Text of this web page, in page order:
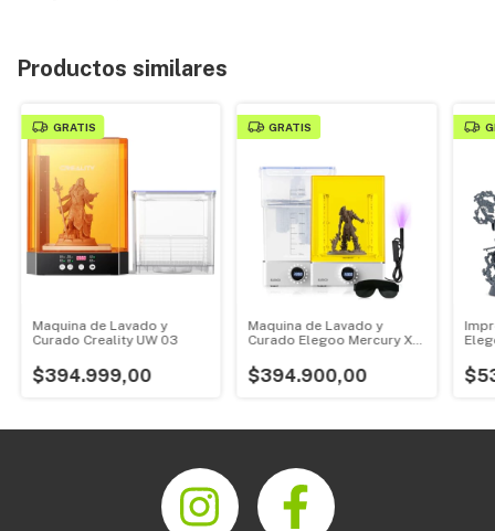
Productos similares
GRATIS
Maquina de Lavado y
Curado Creality UW 03
$394.999,00
GRATIS
Maquina de Lavado y
Curado Elegoo Mercury XS
$394.900,00